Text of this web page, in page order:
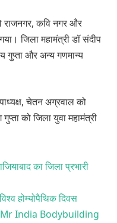
राजनगर, कवि नगर और
जिला महामंत्री डॉ संदीप
गुप्ता और अन्य गणमान्य
चेतन अग्रवाल को
को जिला युवा महामंत्री
का जिला प्रभारी
होम्योपैथिक दिवस
India Bodybuilding